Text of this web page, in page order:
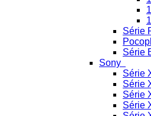
Série
Série
Sony
Série
Série
Série
Série